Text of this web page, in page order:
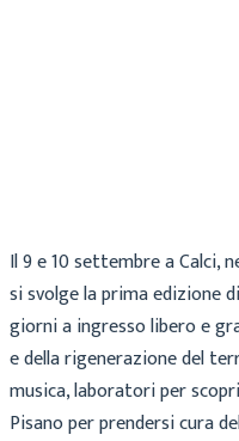
Il 9 e 10 settembre a Calci,
si svolge la prima edizione
giorni a ingresso libero e
e della rigenerazione del
musica, laboratori per
Pisano per prendersi cura